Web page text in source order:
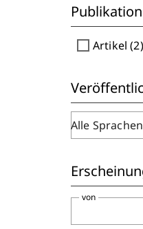
check_box_outline_blank Artikel (2)
Alle Sprachen
von